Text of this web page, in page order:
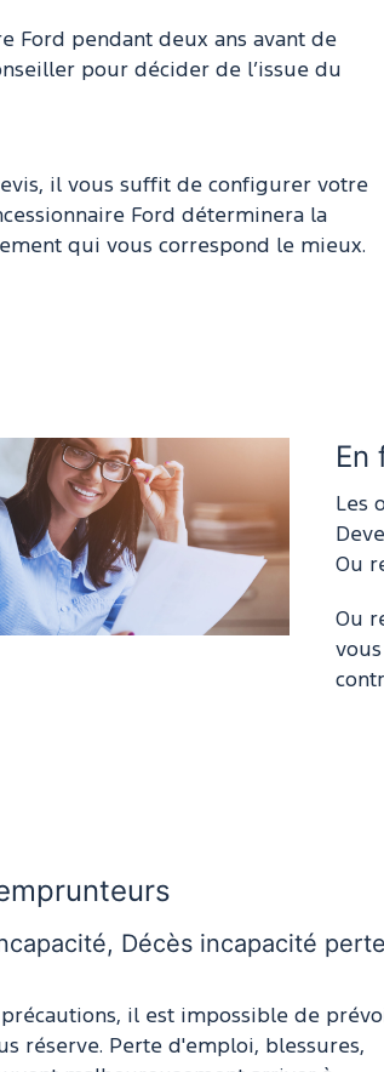
Ford pendant deux ans avant de
pour décider de l’issue du
il vous suffit de configurer votre
Ford déterminera la
qui vous correspond le mieux.
En
Les
Ou
Ou
Décès incapacité perte
il est impossible de
réserve. Perte d'emploi, blessures,